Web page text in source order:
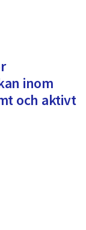
inom
och aktivt